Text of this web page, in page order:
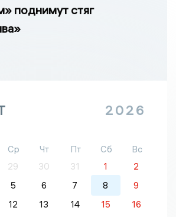
поднимут стяг
2026
Ср Чт Пт Сб
Вс
29 30 31 1
2
5 6 7 8
9
12 13 14 15
16